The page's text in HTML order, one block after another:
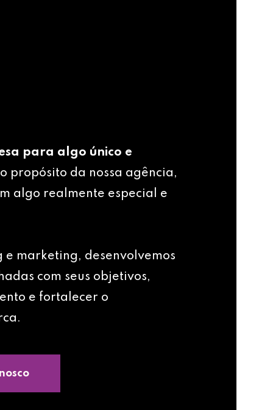
para algo único e
o propósito da nossa agência,
algo realmente especial e
marketing, desenvolvemos
com seus objetivos,
e fortalecer o